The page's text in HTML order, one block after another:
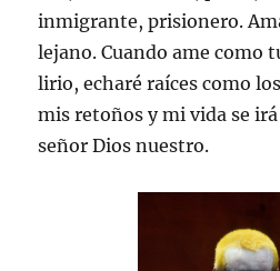
inmigrante, prisionero.
lejano. Cuando ame como
lirio, echaré raíces como
mis retoños y mi vida se
señor Dios nuestro.